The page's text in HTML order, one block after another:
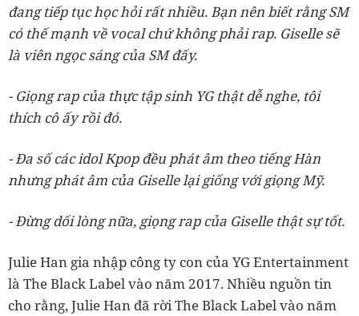
đang tiếp tục học hỏi rất nhiều. Bạn nên biết rằng SM
có thế mạnh về vocal chứ không phải rap. Giselle sẽ
là viên ngọc sáng của SM đấy.
- Giọng rap của thực tập sinh YG thật dễ nghe, tôi
thích cô ấy rồi đó.
- Đa số các idol Kpop đều phát âm theo tiếng Hàn
nhưng phát âm của Giselle lại giống với giọng Mỹ.
- Đừng dối lòng nữa, giọng rap của Giselle thật sự tốt.
Julie Han gia nhập công ty con của YG Entertainment
là The Black Label vào năm 2017. Nhiều nguồn tin
cho rằng, Julie Han đã rời The Black Label vào năm